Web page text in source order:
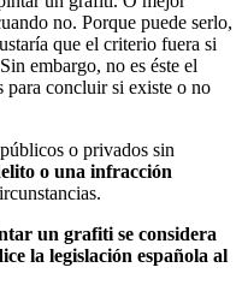
no. Porque puede serlo,
que el criterio fuera si
embargo, no es éste el
para concluir si existe o no
o privados sin
o una infracción
un grafiti se considera
la legislación española al